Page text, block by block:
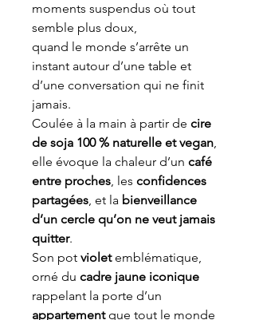
moments suspendus où tout
semble plus doux,
quand le monde s’arrête un
instant autour d’une table et
d’une conversation qui ne finit
jamais.
Coulée à la main à partir de cire
de soja 100 % naturelle et vegan,
elle évoque la chaleur d’un café
entre proches, les confidences
partagées, et la bienveillance
d’un cercle qu’on ne veut jamais
quitter.
Son pot violetemblématique,
orné du cadre jaune iconique
rappelant la porte d’un
appartementque tout le monde